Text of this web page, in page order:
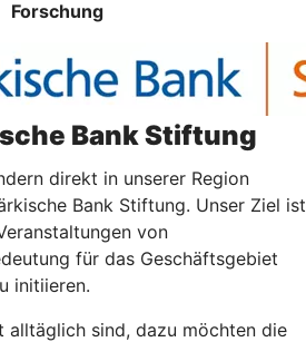
Forschung
Bank Stiftung
direkt in unserer Region
Bank Stiftung. Unser Ziel ist
von
für das Geschäftsgebiet
initiieren.
alltäglich sind, dazu möchten die